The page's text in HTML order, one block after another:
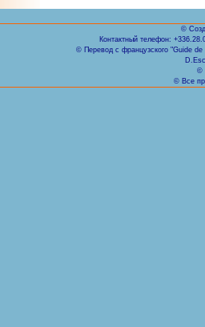
©
Контактный телефон:
© Перевод с французского "Guide
©
© Все